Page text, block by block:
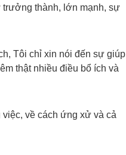
trưởng thành, lớn mạnh, sự
Tôi chỉ xin nói đến sự giúp
thật nhiều điều bổ ích và
việc, về cách ứng xử và cả